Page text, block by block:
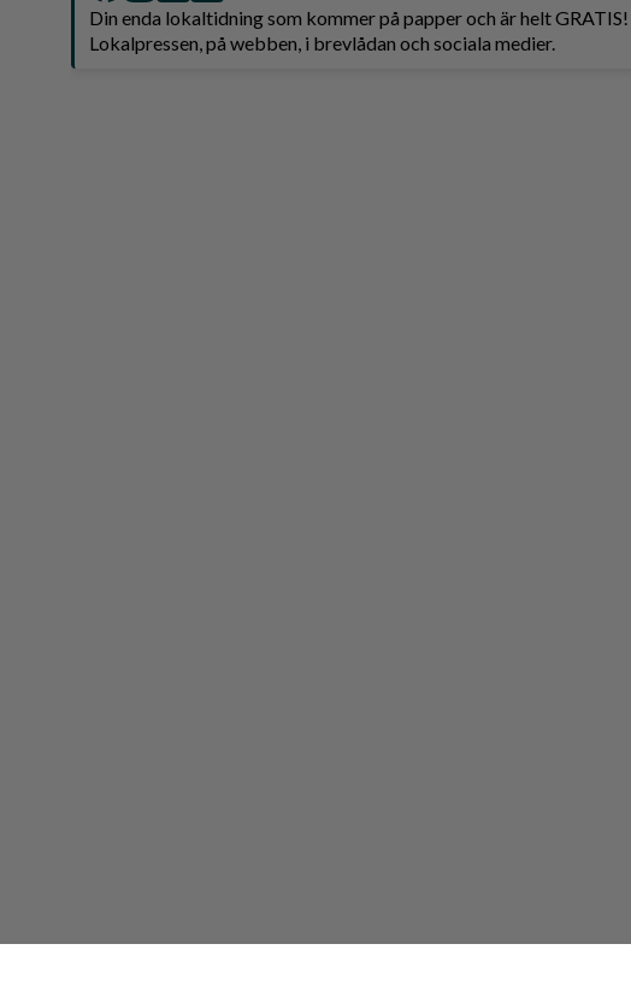
Din enda lokaltidning som kommer på papper och är helt GRATIS!
Lokalpressen, på webben, i brevlådan och sociala medier.